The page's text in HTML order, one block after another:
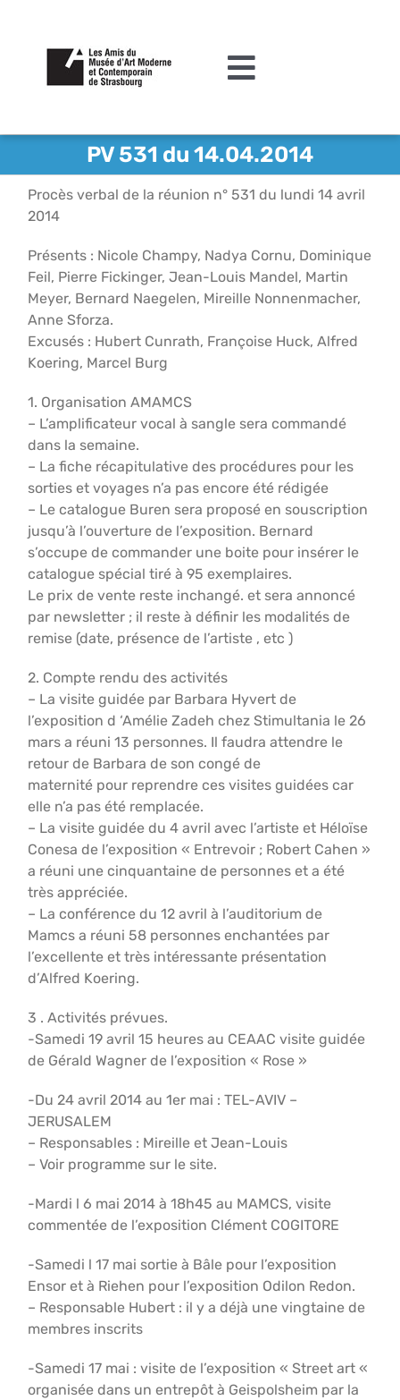
contenu
Toggle
L’association
Agenda
Actualités
Acquisitions et mécénat
Editions
Le MAMCS
PV 531 du 14.04.2014
Procès verbal de la réunion n° 531 du lundi 14 avril
2014
Présents : Nicole Champy, Nadya Cornu, Dominique
Feil, Pierre Fickinger, Jean-Louis Mandel, Martin
Meyer, Bernard Naegelen, Mireille Nonnenmacher,
Anne Sforza.
Excusés : Hubert Cunrath, Françoise Huck, Alfred
Koering, Marcel Burg
1. Organisation AMAMCS
– L’amplificateur vocal à sangle sera commandé
dans la semaine.
– La fiche récapitulative des procédures pour les
sorties et voyages n’a pas encore été rédigée
– Le catalogue Buren sera proposé en souscription
jusqu’à l’ouverture de l’exposition. Bernard
s’occupe de commander une boite pour insérer le
catalogue spécial tiré à 95 exemplaires.
Le prix de vente reste inchangé. et sera annoncé
par newsletter ; il reste à définir les modalités de
remise (date, présence de l’artiste , etc )
2. Compte rendu des activités
– La visite guidée par Barbara Hyvert de
l’exposition d ‘Amélie Zadeh chez Stimultania le 26
mars a réuni 13 personnes. Il faudra attendre le
retour de Barbara de son congé de
maternité pour reprendre ces visites guidées car
elle n’a pas été remplacée.
– La visite guidée du 4 avril avec l’artiste et Héloïse
Conesa de l’exposition « Entrevoir ; Robert Cahen »
a réuni une cinquantaine de personnes et a été
très appréciée.
– La conférence du 12 avril à l’auditorium de
Mamcs a réuni 58 personnes enchantées par
l’excellente et très intéressante présentation
d’Alfred Koering.
3 . Activités prévues.
-Samedi 19 avril 15 heures au CEAAC visite guidée
de Gérald Wagner de l’exposition « Rose »
-Du 24 avril 2014 au 1er mai : TEL-AVIV –
JERUSALEM
– Responsables : Mireille et Jean-Louis
– Voir programme sur le site.
-Mardi l 6 mai 2014 à 18h45 au MAMCS, visite
commentée de l’exposition Clément COGITORE
-Samedi l 17 mai sortie à Bâle pour l’exposition
Ensor et à Riehen pour l’exposition Odilon Redon.
– Responsable Hubert : il y a déjà une vingtaine de
membres inscrits
-Samedi 17 mai : visite de l’exposition « Street art «
organisée dans un entrepôt à Geispolsheim par la